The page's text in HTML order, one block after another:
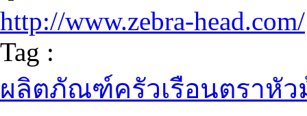
http://www.zebra-head.com/
Tag :
ผลิตภัณฑ์ครัวเรือนตราหัว